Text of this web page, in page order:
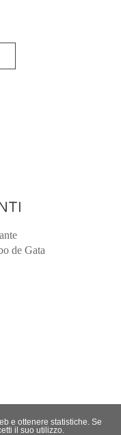
de Gata
e ottenere statistiche. Se
il suo utilizzo.